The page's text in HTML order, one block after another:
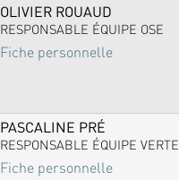
OLIVIER ROUAUD
RESPONSABLE ÉQUIPE OSE
Fiche personnelle
PASCALINE PRÉ
RESPONSABLE ÉQUIPE VERTE
Fiche personnelle